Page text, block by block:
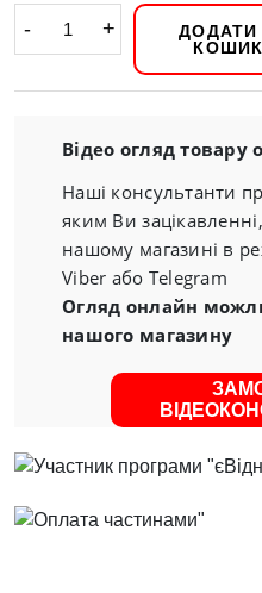
- +
ДОДАТИ
Відео огляд товару
Наші консультанти
яким Ви
нашому магазині в
Viber або Telegram
Огляд онлайн
нашого магазину